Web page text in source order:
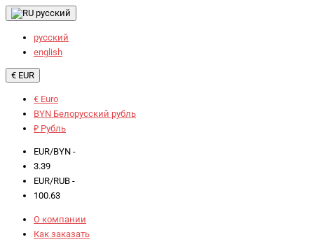
русский
русский
english
€ EUR
€ Euro
BYN Белорусский рубль
₽ Рубль
EUR/BYN -
3.39
EUR/RUB -
100.63
О компании
Как заказать